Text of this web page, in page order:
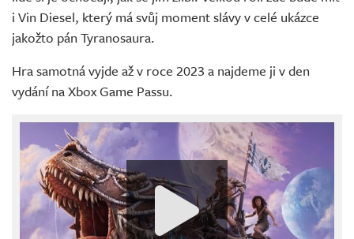
i Vin Diesel, který má svůj moment slávy v celé ukázce
jakožto pán Tyranosaura.
Hra samotná vyjde až v roce 2023 a najdeme ji v den
vydání na Xbox Game Passu.